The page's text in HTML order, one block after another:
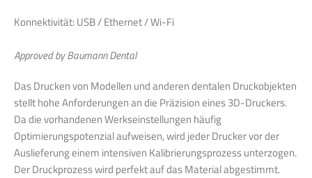
Konnektivität: USB / Ethernet / Wi-Fi
Approved by Baumann Dental
Das Drucken von Modellen und anderen dentalen Druckobjekten
stellt hohe Anforderungen an die Präzision eines 3D-Druckers.
Da die vorhandenen Werkseinstellungen häufig
Optimierungspotenzial aufweisen, wird jeder Drucker vor der
Auslieferung einem intensiven Kalibrierungsprozess unterzogen.
Der Druckprozess wird perfekt auf das Material abgestimmt.